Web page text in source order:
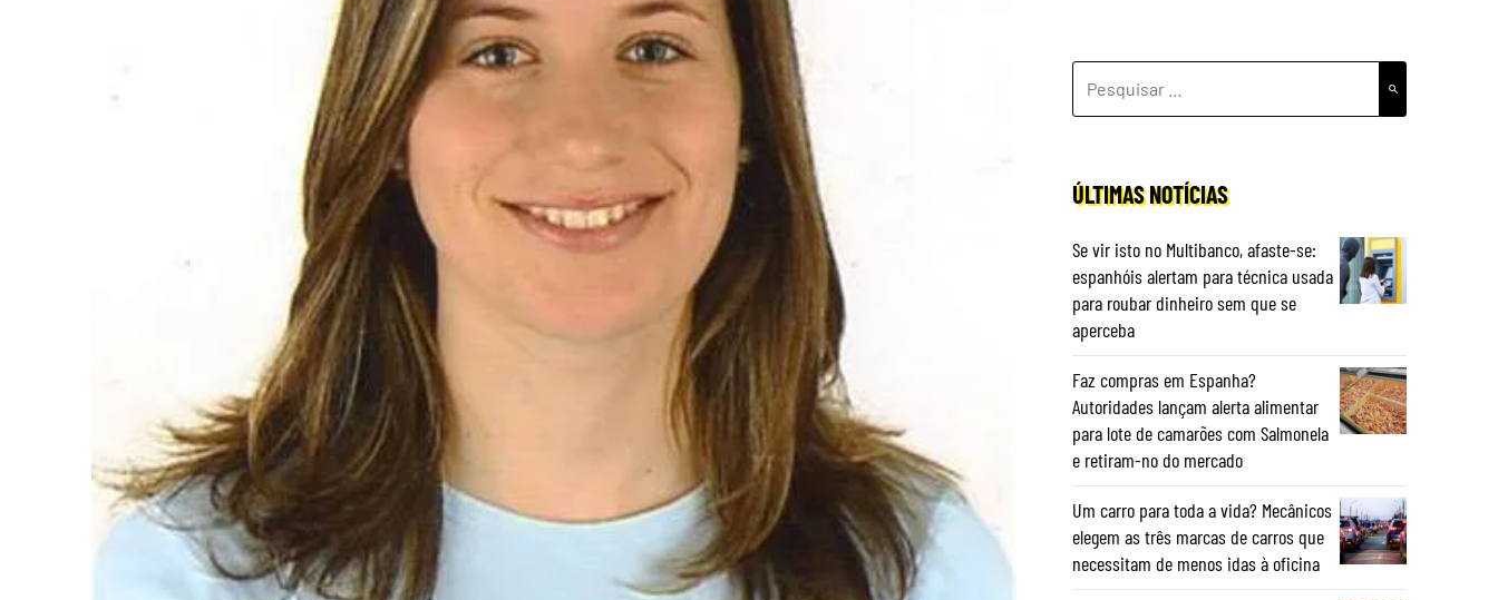
POR:
ÚLTIMAS NOTÍCIAS
Se vir isto no Multibanco, afaste-se:
espanhóis alertam para técnica usada
para roubar dinheiro sem que se
aperceba
Faz compras em Espanha?
Autoridades lançam alerta alimentar
para lote de camarões com Salmonela
e retiram-no do mercado
Um carro para toda a vida? Mecânicos
elegem as três marcas de carros que
necessitam de menos idas à oficina